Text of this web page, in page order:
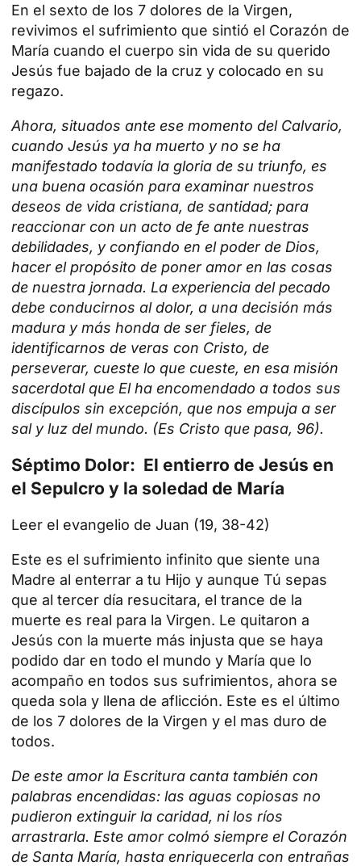
En el sexto de los 7 dolores de la Virgen,
revivimos el sufrimiento que sintió el Corazón de
María cuando el cuerpo sin vida de su querido
Jesús fue bajado de la cruz y colocado en su
regazo.
Ahora, situados ante ese momento del Calvario,
cuando Jesús ya ha muerto y no se ha
manifestado todavía la gloria de su triunfo, es
una buena ocasión para examinar nuestros
deseos de vida cristiana, de santidad; para
reaccionar con un acto de fe ante nuestras
debilidades, y confiando en el poder de Dios,
hacer el propósito de poner amor en las cosas
de nuestra jornada. La experiencia del pecado
debe conducirnos al dolor, a una decisión más
madura y más honda de ser fieles, de
identificarnos de veras con Cristo, de
perseverar, cueste lo que cueste, en esa misión
sacerdotal que El ha encomendado a todos sus
discípulos sin excepción, que nos empuja a ser
sal y luz del mundo. (Es Cristo que pasa, 96).
Séptimo Dolor: El entierro de Jesús en
el Sepulcro y la soledad de María
Leer el evangelio de Juan (19, 38-42)
Este es el sufrimiento infinito que siente una
Madre al enterrar a tu Hijo y aunque Tú sepas
que al tercer día resucitara, el trance de la
muerte es real para la Virgen. Le quitaron a
Jesús con la muerte más injusta que se haya
podido dar en todo el mundo y María que lo
acompaño en todos sus sufrimientos, ahora se
queda sola y llena de aflicción. Este es el último
de los 7 dolores de la Virgen y el mas duro de
todos.
De este amor la Escritura canta también con
palabras encendidas: las aguas copiosas no
pudieron extinguir la caridad, ni los ríos
arrastrarla. Este amor colmó siempre el Corazón
de Santa María, hasta enriquecerla con entrañas